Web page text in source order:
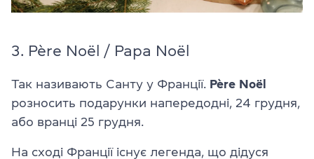
3. Père Noël / Papa Noël
Так називають Санту у Франції. Père Noël
розносить подарунки напередодні, 24 грудня,
або вранці 25 грудня.
На сході Франції існує легенда, що дідуся